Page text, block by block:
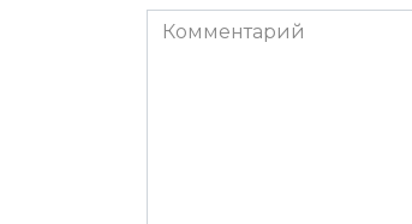
Комментарий